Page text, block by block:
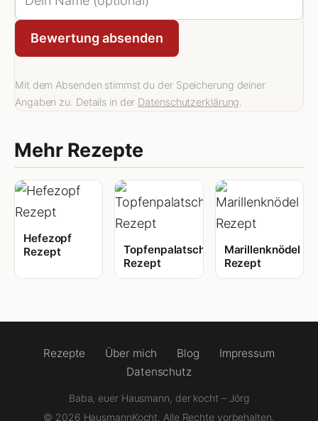
Bewertung absenden
Mit dem Absenden stimmst du der Speicherung deiner
Angaben zu. Details in der Datenschutzerklärung
Mehr Rezepte
Hefezopf
Rezept
Topfenpalatschinken
Rezept
Marillenknödel
Rezept
Rezepte Über mich Blog
Impressum
Datenschutz
Baba, euer Hausmann, der kocht – Jörg
© 2026 HausmannKocht. Alle Rechte vorbehalten.